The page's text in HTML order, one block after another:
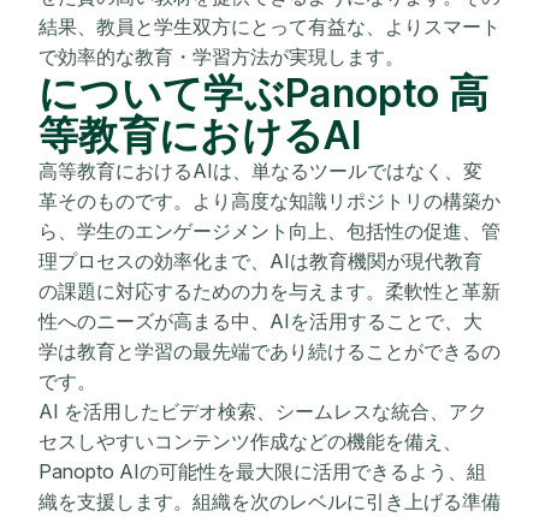
結果、教員と学生双方にとって有益な、よりスマート
で効率的な教育・学習方法が実現します。
について学ぶPanopto 高
等教育におけるAI
高等教育におけるAIは、単なるツールではなく、変
革そのものです。より高度な知識リポジトリの構築か
ら、学生のエンゲージメント向上、包括性の促進、管
理プロセスの効率化まで、AIは教育機関が現代教育
の課題に対応するための力を与えます。柔軟性と革新
性へのニーズが高まる中、AIを活用することで、大
学は教育と学習の最先端であり続けることができるの
です。
AI を活用したビデオ検索、シームレスな統合、アク
セスしやすいコンテンツ作成などの機能を備え、
Panopto AIの可能性を最大限に活用できるよう、組
織を支援します。組織を次のレベルに引き上げる準備